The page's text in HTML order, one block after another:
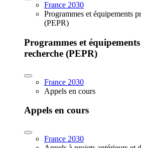
France 2030
Programmes et équipements
(PEPR)
Programmes et
recherche (PEPR)
France 2030
Appels en cours
Appels en cours
France 2030